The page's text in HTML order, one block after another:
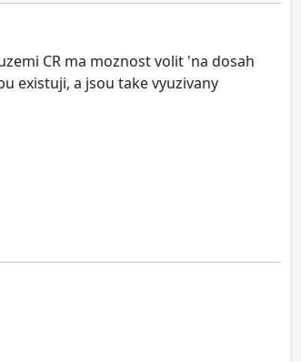
CR ma moznost volit 'na dosah
existuji, a jsou take vyuzivany